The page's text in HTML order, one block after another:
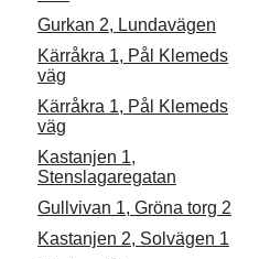
Gurkan 2, Lundavägen
Kärråkra 1, Pål Klemeds
väg
Kärråkra 1, Pål Klemeds
väg
Kastanjen 1,
Stenslagaregatan
Gullvivan 1, Gröna torg 2
Kastanjen 2, Solvägen 1